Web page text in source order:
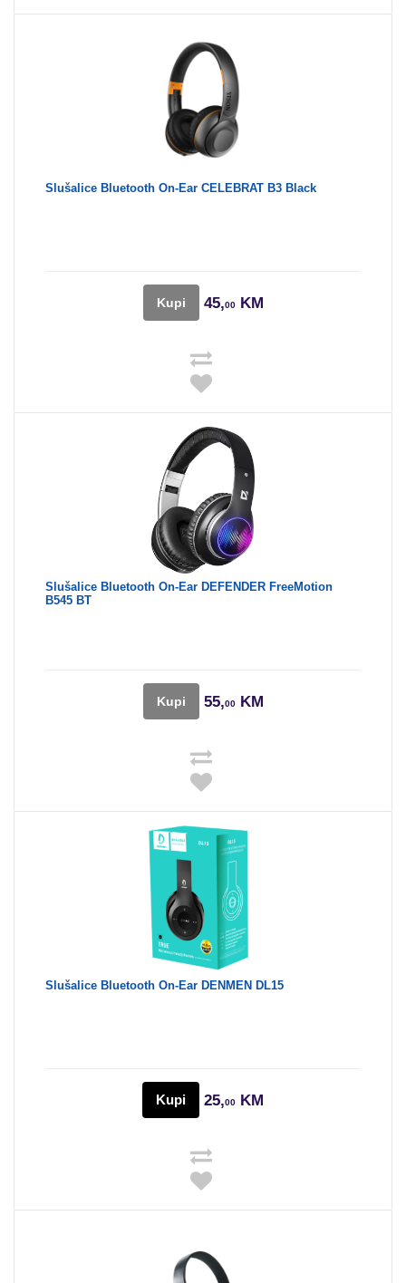
Slušalice Bluetooth On-Ear CELEBRAT B3 Black
Kupi 45,00KM
Slušalice Bluetooth On-Ear DEFENDER FreeMotion
B545 BT
Kupi 55,00KM
Slušalice Bluetooth On-Ear DENMEN DL15
Kupi 25,00 KM